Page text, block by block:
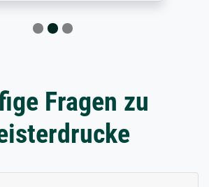
Fragen zu